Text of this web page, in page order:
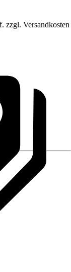
Versandkosten